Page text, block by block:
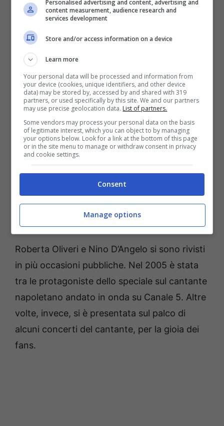
Leggi anche —–>
Prova del Cuoco: “Settimane di terrore,
piango ancora se penso a…”
Un legame strettissimo
Roberta Oliveri e Nino D’Angelo si sono rivisti
in più occasioni pubbliche. Nel 2005 è stata
tra le protagoniste dello speciale sul cantante
napoletano andato in onda su Canale 5. Altre
volte, invece, si è presentata sul palco di
alcuni concerti del cantante, per la gioia dei
fans.
Personalised advertising and content, advertising and
content measurement, audience research and
services development
Store and/or access information on a device
Learn more
Your personal data will be processed and information from
your device (cookies, unique identifiers, and other device
data) may be stored by, accessed by and shared with 319
partners, or used specifically by this site. We and our partners
may use precise geolocation data. List of partners.
Some vendors may process your personal data on the basis
of legitimate interest, which you can object to by managing
your options below. Look for a link at the bottom of this page
or in the site menu to manage or withdraw consent in privacy
and cookie settings.
Consent
Manage options